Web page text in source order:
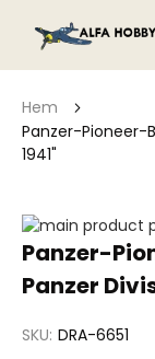
Hem
Panzer-Pioneer-
1941"
Panzer-
Panzer
SKU DRA-6651
Hoppa
till
av
Hoppa
början
bildgalleriet